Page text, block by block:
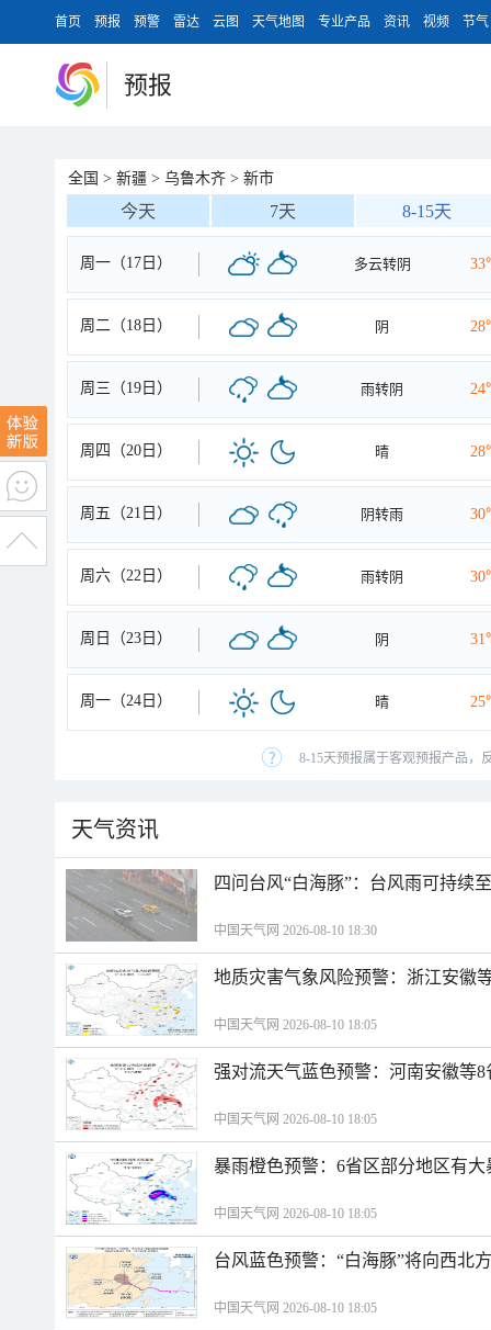
首页 预报 预警 雷达 云图 天气地图 专业产品 资讯 视频 节气
预报
全国 > 新疆 > 乌鲁木齐 > 新市
今天 7天 8-15天
周一（17日） 多云转阴
周二（18日） 阴
周三（19日） 雨转阴
周四（20日） 晴
周五（21日） 阴转雨
周六（22日） 雨转阴
周日（23日） 阴
周一（24日） 晴
8-15天预报属于客观预报产品，
天气资讯
四问台风“白海豚”：台风雨可持续
中国天气网 2026-08-10 18:30
地质灾害气象风险预警：浙江安徽
中国天气网 2026-08-10 18:05
强对流天气蓝色预警：河南安徽等
中国天气网 2026-08-10 18:05
暴雨橙色预警：6省区部分地区有
中国天气网 2026-08-10 18:05
台风蓝色预警：“白海豚”将向西北
中国天气网 2026-08-10 18:05